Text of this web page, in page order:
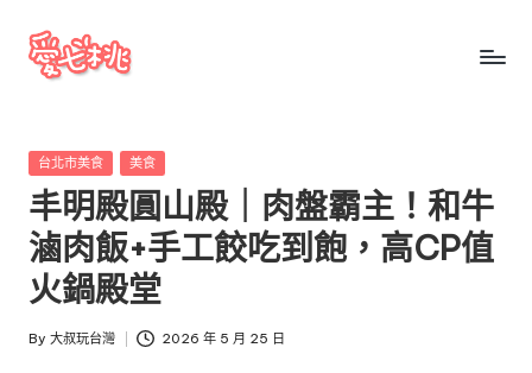
Skip
七
桃
玩
台
灣
桃
玩
台
灣
把
全
景
Posted
台北市美食 美食
丰明殿圓山殿｜肉盤霸主！和牛
滷肉飯+手工餃吃到飽，高CP值
火鍋殿堂
Posted
By 大叔玩台灣 2026 年 5 月 25 日